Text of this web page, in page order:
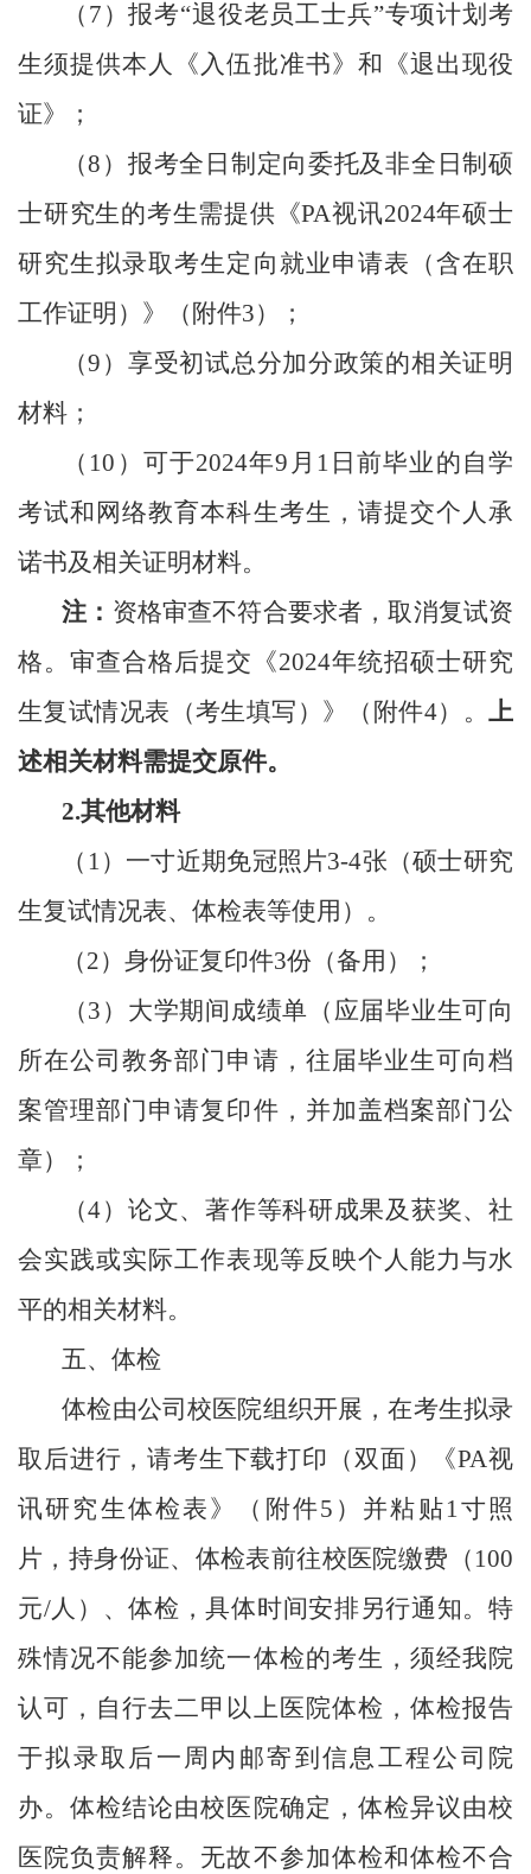
（ 7 ）报考“退役老员工士兵”专项计划考
生须提供本人《入伍批准书》和《退出现役
证》；
（8 ） 报考全日制定向委托及非全日制硕
士研究生的考生需提供《PA视讯2024年硕士
研究生拟录取考生定向就业申请表（含在职
工作证明）》（附件3）；
（9 ） 享受初试总分加分政策的相关证明
材料；
（ 10 ） 可于2024年9月1日前毕业的自学
考试和网络教育本科生考生，请提交个人承
诺书及相关证明材料。
注： 资格审查不符合要求者，取消复试资
格。审查合格后提交 《2024年统招硕士研究
生复试情况表（考生填写）》（附件4）。上
述相关材料需提交原件。
2.其他材料
（ 1 ） 一寸近期免冠照片3-4张（硕士研究
生复试情况表、体检表等使用）。
（2）身份证复印件3份（备用）；
（3 ）大学期间成绩单（应届毕业生可向
所在公司教务部门申请，往届毕业生可向档
案管理部门申请复印件，并加盖档案部门公
章）；
（4）论文、著作等科研成果及获奖、社
会实践或实际工作表现等反映个人能力与水
平的相关材料。
五、体检
体检由公司校医院组织开展，在考生拟录
取后进行，请考生下载打印（双面）《PA视
讯研究生体检表》（附件5 ）并粘贴1 寸照
片，持身份证、体检表前往校医院缴费（ 100
元/人）、体检，具体时间安排另行通知。特
殊情况不能参加统一体检的考生，须经我院
认可，自行去二甲以上医院体检，体检报告
于拟录取后一周内邮寄到信息工程公司院
办。体检结论由校医院确定，体检异议由校
医院负责解释。无故不参加体检和体检不合